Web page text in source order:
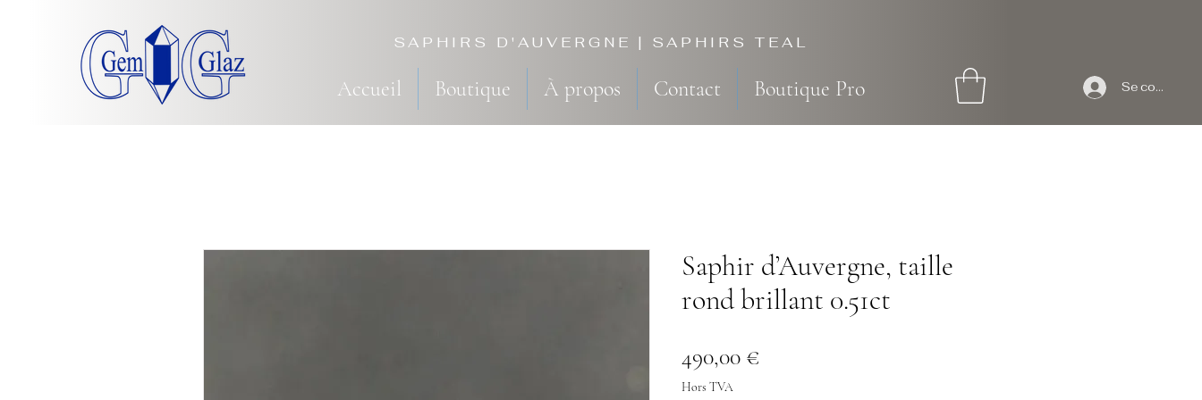
SAPHIRS D'AUVERGNE | SAPHIRS TEAL
Accueil Boutique À propos Contact Boutique Pro Se connecter
Saphir d’Auvergne, taille
rond brillant 0.51ct
490,00 €
Hors TVA